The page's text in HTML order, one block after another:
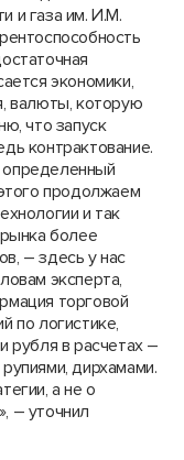
и газа им. И.М.
экономики,
валюты, которую
что запуск
контрактование.
продолжаем
и так
более
– здесь у нас
эксперта,
торговой
по логистике,
рубля в расчетах –
дирхамами.
а не о
– уточнил